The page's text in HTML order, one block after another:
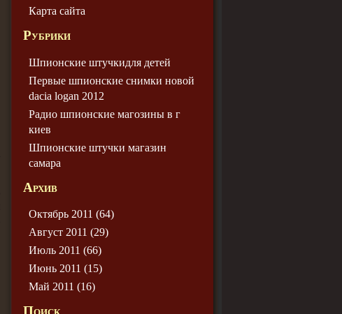
Карта сайта
Рубрики
Шпионские штучкидля детей
Первые шпионские снимки новой
dacia logan 2012
Радио шпионские магозины в г
киев
Шпионские штучки магазин
самара
Архив
Октябрь 2011 (64)
Август 2011 (29)
Июль 2011 (66)
Июнь 2011 (15)
Май 2011 (16)
Поиск